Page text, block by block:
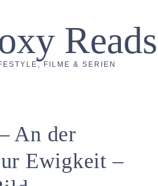
Reads
FILME & SERIEN
An der
Ewigkeit –